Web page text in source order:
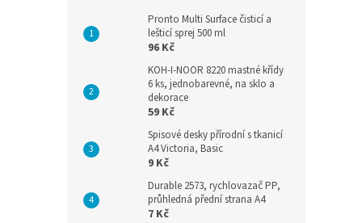
Pronto Multi Surface čisticí a
lešticí sprej 500 ml
96 Kč
KOH-I-NOOR 8220 mastné křídy
6 ks, jednobarevné, na sklo a
dekorace
59 Kč
Spisové desky přírodní s tkanicí
A4 Victoria, Basic
9 Kč
Durable 2573, rychlovazač PP,
průhledná přední strana A4
7 Kč